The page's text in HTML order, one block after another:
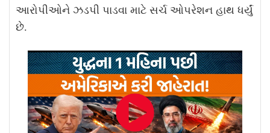
આરોપીઓને ઝડપી પાડવા માટે સર્ચ ઓપરેશન હાથ ધર્યું
છે.